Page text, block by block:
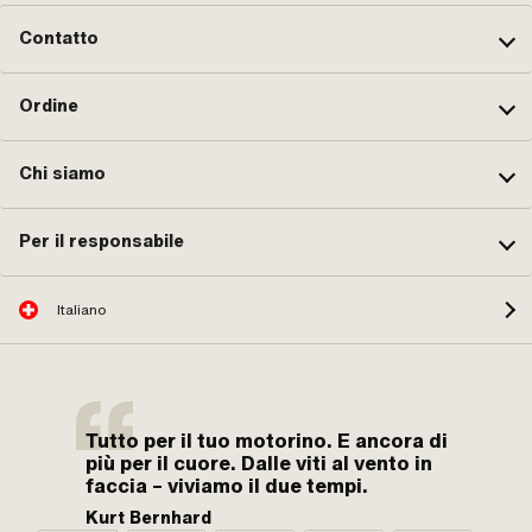
dell'ugello: 62 · Coppia di serraggio
Contatto
Ordine
Chi siamo
Per il responsabile
Italiano
Tutto per il tuo motorino. E ancora di
più per il cuore. Dalle viti al vento in
faccia – viviamo il due tempi.
Kurt Bernhard